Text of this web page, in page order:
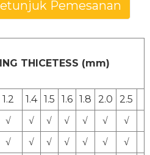
Pemesanan
THICETESS (mm)
1.2 1.4 1.5 1.6 1.8 2.0
2.5
√ √ √ √ √ √
√
√ √ √ √ √ √
√